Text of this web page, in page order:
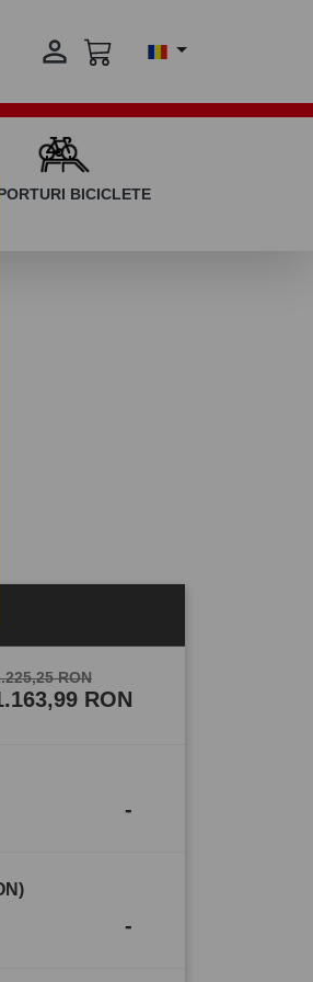

BICICLETE
RON
RON
-
)
-